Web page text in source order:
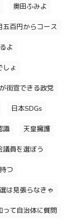
奥田ふみよ
五百円からコース
よ
しょ
街宣できる政党
日本SDGs
識 天皇擁護
議員を選ぼう
つ
は見張らなきゃ
って自治体に質問